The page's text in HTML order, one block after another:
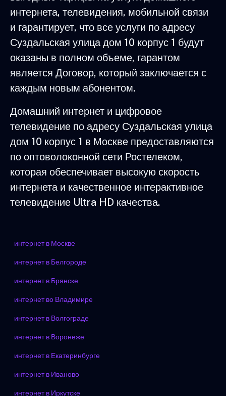
интернета, телевидения, мобильной связи
и гарантирует, что все услуги по адресу
Суздальская улица дом 10 корпус 1 будут
оказаны в полном объеме, гарантом
является Договор, который заключается с
каждым новым абонентом.
Домашний интернет и цифровое
телевидение по адресу Суздальская улица
дом 10 корпус 1 в Москве предоставляются
по оптоволоконной сети Ростелеком,
которая обеспечивает высокую скорость
интернета и качественное интерактивное
телевидение Ultra HD качества.
интернет в Москве
интернет в Белгороде
интернет в Брянске
интернет во Владимире
интернет в Волгограде
интернет в Воронеже
интернет в Екатеринбурге
интернет в Иваново
интернет в Иркутске